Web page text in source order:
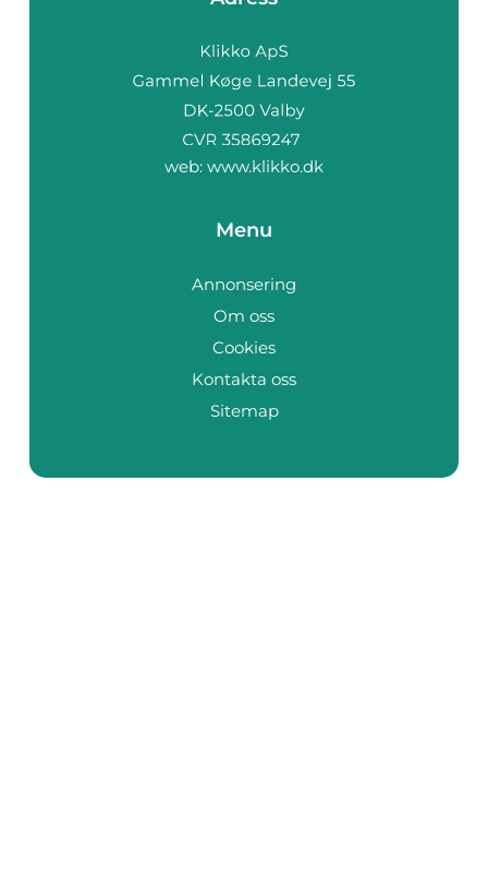
web: www.klikko.dk
Menu
Annonsering
Om oss
Cookies
Kontakta oss
Sitemap